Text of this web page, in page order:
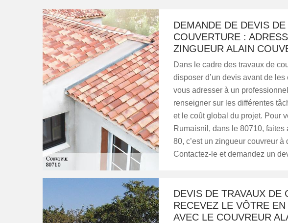
DEMANDE DE DEVIS
COUVERTURE :
ZINGUEUR ALAIN
Dans le cadre des travaux de
disposer d’un devis avant de
vous adresser à un
renseigner sur les différentes
et le coût global du projet. Pour
Rumaisnil, dans le 80710,
80, c’est un zingueur couvreur
Contactez-le et demandez un
DEVIS DE TRAVAUX DE
RECEVEZ LE VÔTRE
AVEC LE COUVREUR